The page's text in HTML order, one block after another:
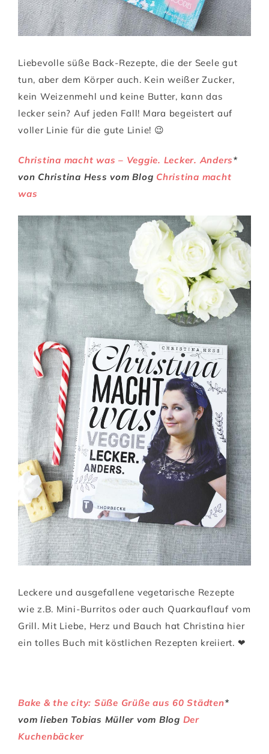
Liebevolle süße Back-Rezepte, die der Seele gut
tun, aber dem Körper auch. Kein weißer Zucker,
kein Weizenmehl und keine Butter, kann das
lecker sein? Auf jeden Fall! Mara begeistert auf
voller Linie für die gute Linie! 😉
Christina macht was – Veggie. Lecker. Anders*
von Christina Hess vom Blog Christina macht
was
Leckere und ausgefallene vegetarische Rezepte
wie z.B. Mini-Burritos oder auch Quarkauflauf vom
Grill. Mit Liebe, Herz und Bauch hat Christina hier
ein tolles Buch mit köstlichen Rezepten kreiiert. ❤
Bake & the city: Süße Grüße aus 60 Städten*
vom lieben Tobias Müller vom Blog Der
Kuchenbäcker